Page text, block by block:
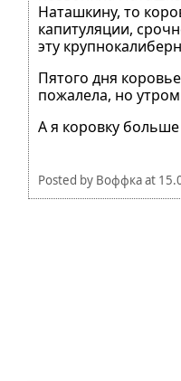
Наташкину, то
капитуляции,
эту
Пятого дня
пожалела, но
А я коровку
Posted by Воффкаat